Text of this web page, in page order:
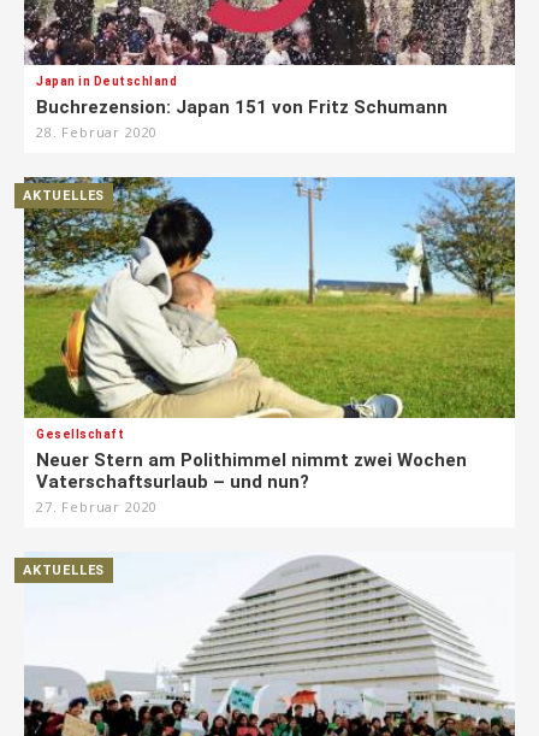
Japan in Deutschland
Buchrezension: Japan 151 von Fritz Schumann
28. Februar 2020
AKTUELLES
Gesellschaft
Neuer Stern am Polithimmel nimmt zwei Wochen
Vaterschaftsurlaub – und nun?
27. Februar 2020
AKTUELLES